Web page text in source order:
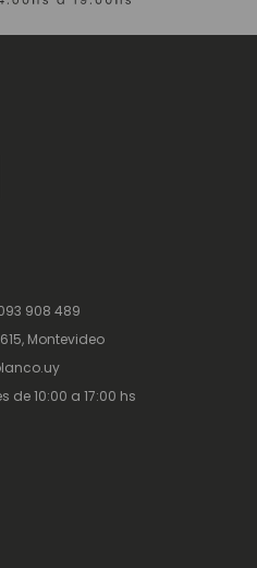
908 489
Montevideo
de 10:00 a 17:00 hs